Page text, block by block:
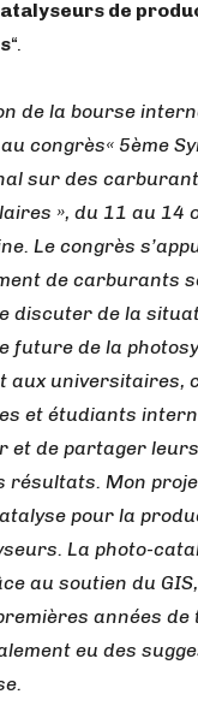
de
“.
de la bourse
congrès« 5ème
sur des
», du 11 au 14
Le congrès
de carburants
discuter de la
future de la
aux universitaires,
et étudiants
et de partager
résultats. Mon
pour la
La photo-
au soutien du
années de
eu des